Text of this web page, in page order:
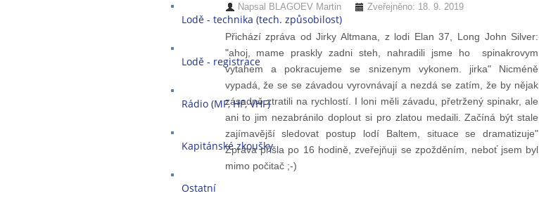
Lodě - technika (tech. způsobilost)
Lodě - registrace
Rádio (MF, HF, VHF)
Kapitánské zkoušky
Ostatní
Napsal BLAGOEV Martin Zveřejněno: 18. 9. 2019
Přichází zpráva od Jirky Altmana, z lodi Elan 37, Long John Silver:
"ahoj, mame praskly zadni steh, nahradili jsme ho spinakrovym
vytahem a pokracujeme se snizenym vykonem. jirka" Nicméně
vypadá, že se se závadou vyrovnávají a nezdá se zatím, že by nějak
zásadně ztratili na rychlostí. I loni měli závadu, přetržený spinakr, ale
ani to jim nezabránilo doplout si pro zlatou medaili. Začíná být stale
zajímavější sledovat postup lodí Baltem, situace se dramatizuje"
Zpráva přišla po 16 hodině, zveřejňuji se zpožděním, neboť jsem byl
mimo počitač ;-)